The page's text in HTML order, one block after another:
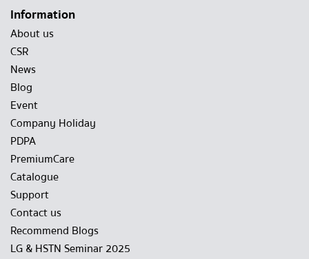
Information
About us
CSR
News
Blog
Event
Company Holiday
PDPA
PremiumCare
Catalogue
Support
Contact us
Recommend Blogs
LG & HSTN Seminar 2025